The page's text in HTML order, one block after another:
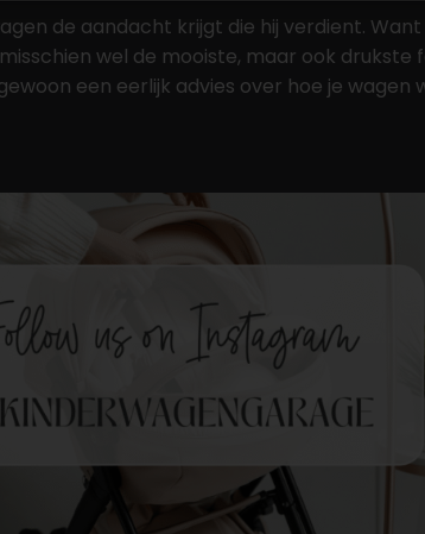
de aandacht krijgt die hij verdient.
wel de mooiste, maar ook drukste
een eerlijk advies over hoe je wagen